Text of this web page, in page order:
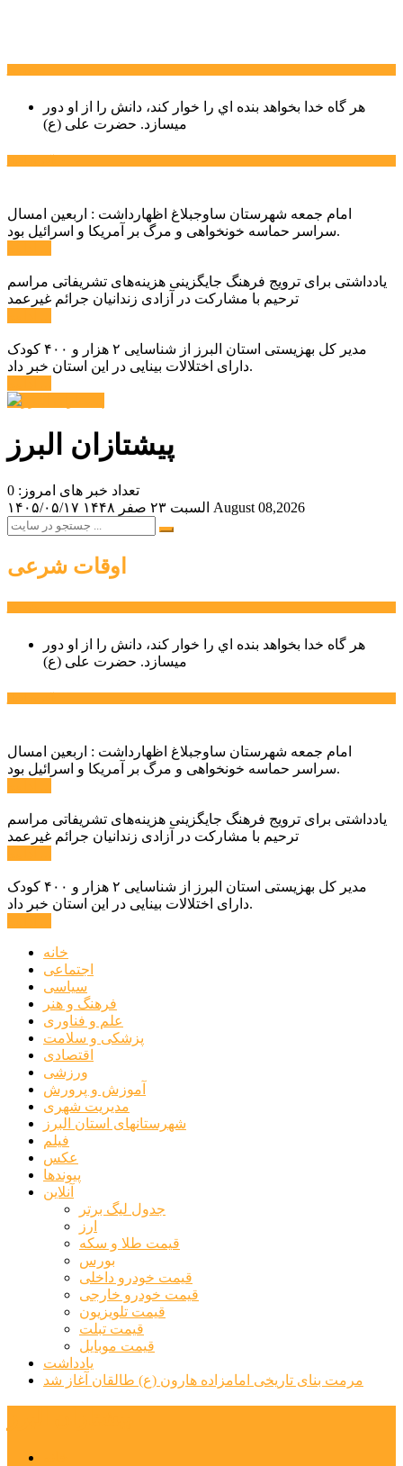
هر گاه خدا بخواهد بنده اي را خوار كند، دانش را از او دور
میسازد. حضرت علی (ع)
امام جمعه شهرستان ساوجبلاغ اظهارداشت : اربعین امسال
سراسر حماسه خونخواهی و مرگ بر آمریکا و اسرائیل بود.
یادداشتی برای ترویج فرهنگ جایگزینی هزینه‌های تشریفاتی مراسم
ترحیم با مشارکت در آزادی زندانیان جرائم غیرعمد
مدیر کل بهزیستی استان البرز از شناسایی ۲ هزار و ۴۰۰ کودک
دارای اختلالات بینایی در این استان خبر داد.
پیشتازان البرز
تعداد خبر های امروز: 0
۱۴۰۵/۰۵/۱۷
السبت ۲۳ صفر ۱۴۴۸ August 08,2026
اوقات شرعی
هر گاه خدا بخواهد بنده اي را خوار كند، دانش را از او دور
میسازد. حضرت علی (ع)
امام جمعه شهرستان ساوجبلاغ اظهارداشت : اربعین امسال
سراسر حماسه خونخواهی و مرگ بر آمریکا و اسرائیل بود.
یادداشتی برای ترویج فرهنگ جایگزینی هزینه‌های تشریفاتی مراسم
ترحیم با مشارکت در آزادی زندانیان جرائم غیرعمد
مدیر کل بهزیستی استان البرز از شناسایی ۲ هزار و ۴۰۰ کودک
دارای اختلالات بینایی در این استان خبر داد.
خانه
اجتماعی
سیاسی
فرهنگ و هنر
علم و فناوری
پزشکی و سلامت
اقتصادی
ورزشی
آموزش و پرورش
مدیریت شهری
شهرستانهای استان البرز
فیلم
عکس
پیوندها
آنلاین
جدول لیگ برتر
ارز
قیمت طلا و سکه
بورس
قیمت خودرو داخلی
قیمت خودرو خارجی
قیمت تلویزیون
قیمت تبلت
قیمت موبایل
یادداشت
مرمت بنای تاریخی امامزاده هارون (ع) طالقان آغاز شد